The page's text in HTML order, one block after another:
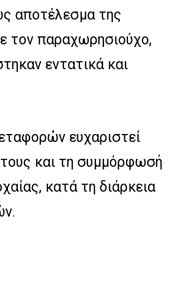
αποτέλεσμα της
τον παραχωρησιούχο,
εντατικά και
ευχαριστεί
και τη συμμόρφωσή
κατά τη διάρκεια